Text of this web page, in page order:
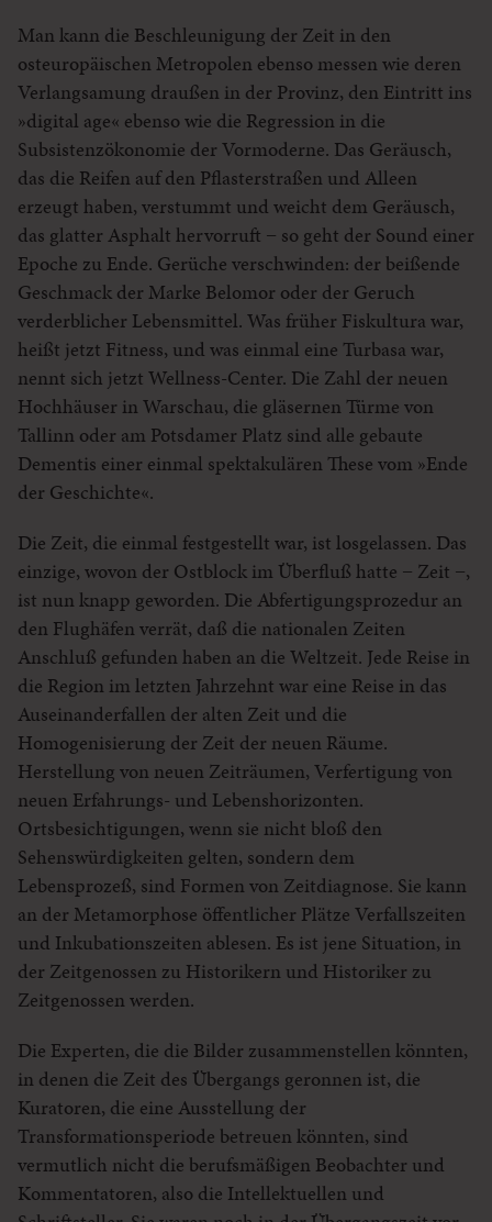
Man kann die Beschleunigung der Zeit in den
osteuropäischen Metropolen ebenso messen wie deren
Verlangsamung draußen in der Provinz, den Eintritt ins
»digital age« ebenso wie die Regression in die
Subsistenzökonomie der Vormoderne. Das Geräusch,
das die Reifen auf den Pflasterstraßen und Alleen
erzeugt haben, verstummt und weicht dem Geräusch,
das glatter Asphalt hervorruft − so geht der Sound einer
Epoche zu Ende. Gerüche verschwinden: der beißende
Geschmack der Marke Belomor oder der Geruch
verderblicher Lebensmittel. Was früher Fiskultura war,
heißt jetzt Fitness, und was einmal eine Turbasa war,
nennt sich jetzt Wellness-Center. Die Zahl der neuen
Hochhäuser in Warschau, die gläsernen Türme von
Tallinn oder am Potsdamer Platz sind alle gebaute
Dementis einer einmal spektakulären These vom »Ende
der Geschichte«.
Die Zeit, die einmal festgestellt war, ist losgelassen. Das
einzige, wovon der Ostblock im Überfluß hatte − Zeit −,
ist nun knapp geworden. Die Abfertigungsprozedur an
den Flughäfen verrät, daß die nationalen Zeiten
Anschluß gefunden haben an die Weltzeit. Jede Reise in
die Region im letzten Jahrzehnt war eine Reise in das
Auseinanderfallen der alten Zeit und die
Homogenisierung der Zeit der neuen Räume.
Herstellung von neuen Zeiträumen, Verfertigung von
neuen Erfahrungs- und Lebenshorizonten.
Ortsbesichtigungen, wenn sie nicht bloß den
Sehenswürdigkeiten gelten, sondern dem
Lebensprozeß, sind Formen von Zeitdiagnose. Sie kann
an der Metamorphose öffentlicher Plätze Verfallszeiten
und Inkubationszeiten ablesen. Es ist jene Situation, in
der Zeitgenossen zu Historikern und Historiker zu
Zeitgenossen werden.
Die Experten, die die Bilder zusammenstellen könnten,
in denen die Zeit des Übergangs geronnen ist, die
Kuratoren, die eine Ausstellung der
Transformationsperiode betreuen könnten, sind
vermutlich nicht die berufsmäßigen Beobachter und
Kommentatoren, also die Intellektuellen und